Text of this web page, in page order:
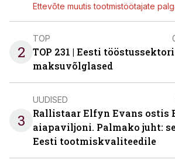
Ettevõte muutis tootmistöötajate
2
TOP
TOP 231 | Eesti
maksuvõlglased
3
UUDISED
Rallistaar Elfyn Evans ostis
aiapaviljoni. Palmako juht:
Eesti tootmiskvaliteedile